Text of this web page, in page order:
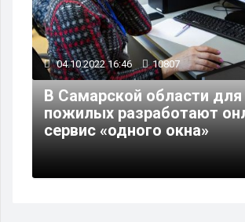
04.10.2022 16:46 10807
В Самарской области для
пожилых разработают
сервис «одного окна»